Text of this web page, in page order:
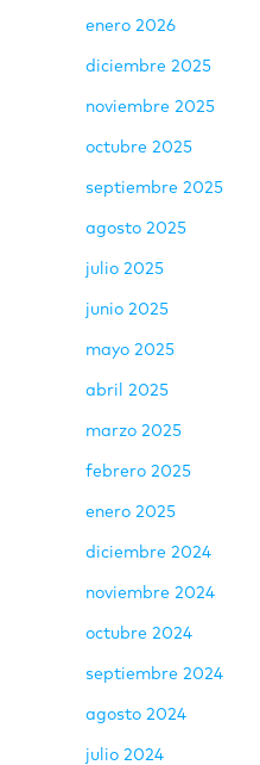
enero 2026
diciembre 2025
noviembre 2025
octubre 2025
septiembre 2025
agosto 2025
julio 2025
junio 2025
mayo 2025
abril 2025
marzo 2025
febrero 2025
enero 2025
diciembre 2024
noviembre 2024
octubre 2024
septiembre 2024
agosto 2024
julio 2024